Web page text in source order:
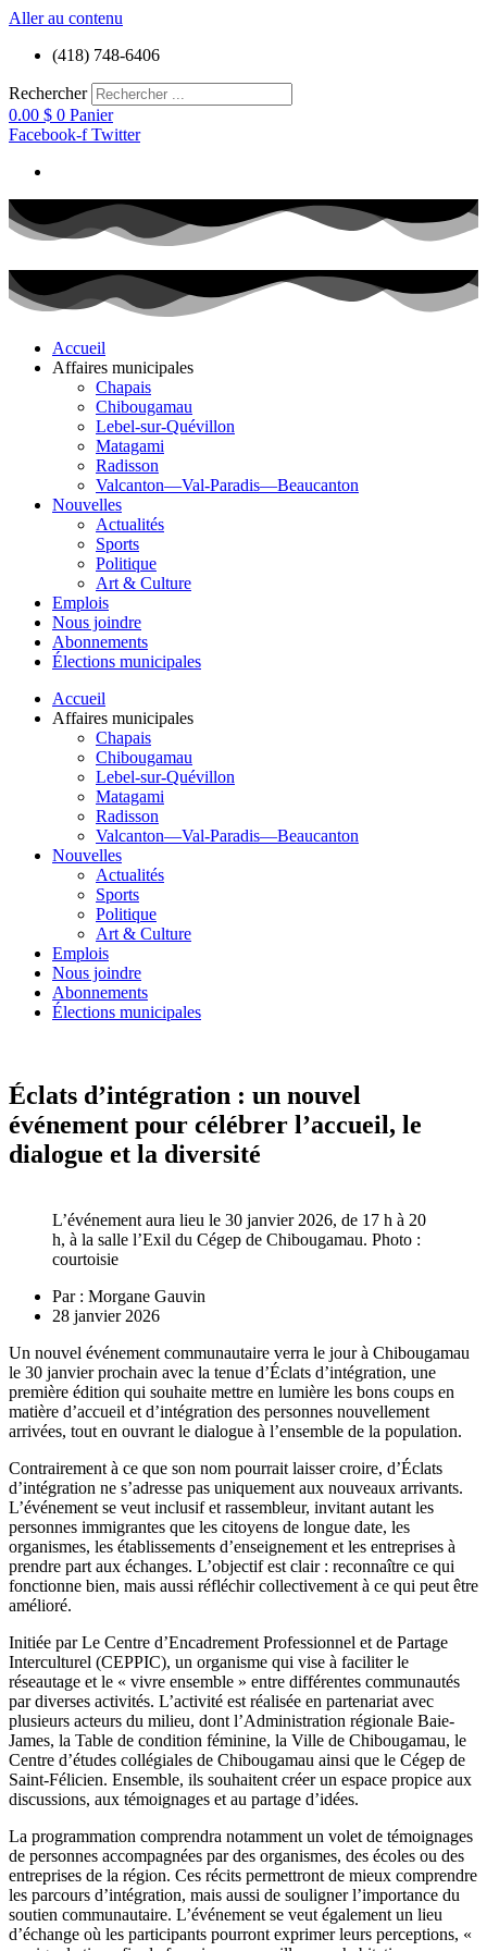
Aller au contenu
(418) 748-6406
Rechercher
0.00 $ 0 Panier
Facebook-f Twitter
Accueil
Affaires municipales
Chapais
Chibougamau
Lebel-sur-Quévillon
Matagami
Radisson
Valcanton—Val-Paradis—Beaucanton
Nouvelles
Actualités
Sports
Politique
Art & Culture
Emplois
Nous joindre
Abonnements
Élections municipales
Accueil
Affaires municipales
Chapais
Chibougamau
Lebel-sur-Quévillon
Matagami
Radisson
Valcanton—Val-Paradis—Beaucanton
Nouvelles
Actualités
Sports
Politique
Art & Culture
Emplois
Nous joindre
Abonnements
Élections municipales
Éclats d’intégration : un nouvel
événement pour célébrer l’accueil, le
dialogue et la diversité
L’événement aura lieu le 30 janvier 2026, de 17 h à 20
h, à la salle l’Exil du Cégep de Chibougamau. Photo :
courtoisie
Par : Morgane Gauvin
28 janvier 2026
Un nouvel événement communautaire verra le jour à Chibougamau
le 30 janvier prochain avec la tenue d’Éclats d’intégration, une
première édition qui souhaite mettre en lumière les bons coups en
matière d’accueil et d’intégration des personnes nouvellement
arrivées, tout en ouvrant le dialogue à l’ensemble de la population.
Contrairement à ce que son nom pourrait laisser croire, d’Éclats
d’intégration ne s’adresse pas uniquement aux nouveaux arrivants.
L’événement se veut inclusif et rassembleur, invitant autant les
personnes immigrantes que les citoyens de longue date, les
organismes, les établissements d’enseignement et les entreprises à
prendre part aux échanges. L’objectif est clair : reconnaître ce qui
fonctionne bien, mais aussi réfléchir collectivement à ce qui peut être
amélioré.
Initiée par Le Centre d’Encadrement Professionnel et de Partage
Interculturel (CEPPIC), un organisme qui vise à faciliter le
réseautage et le « vivre ensemble » entre différentes communautés
par diverses activités. L’activité est réalisée en partenariat avec
plusieurs acteurs du milieu, dont l’Administration régionale Baie-
James, la Table de condition féminine, la Ville de Chibougamau, le
Centre d’études collégiales de Chibougamau ainsi que le Cégep de
Saint-Félicien. Ensemble, ils souhaitent créer un espace propice aux
discussions, aux témoignages et au partage d’idées.
La programmation comprendra notamment un volet de témoignages
de personnes accompagnées par des organismes, des écoles ou des
entreprises de la région. Ces récits permettront de mieux comprendre
les parcours d’intégration, mais aussi de souligner l’importance du
soutien communautaire. L’événement se veut également un lieu
d’échange où les participants pourront exprimer leurs perceptions, «